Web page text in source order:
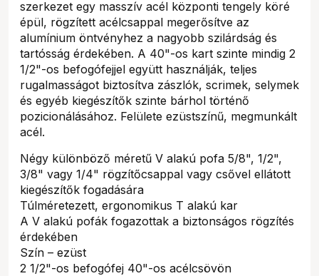
szerkezet egy masszív acél központi tengely köré
épül, rögzített acélcsappal megerősítve az
alumínium öntvényhez a nagyobb szilárdság és
tartósság érdekében. A 40"-os kart szinte mindig 2
1/2"-os befogófejjel együtt használják, teljes
rugalmasságot biztosítva zászlók, scrimek, selymek
és egyéb kiegészítők szinte bárhol történő
pozicionálásához. Felülete ezüstszínű, megmunkált
acél.
Négy különböző méretű V alakú pofa 5/8", 1/2",
3/8" vagy 1/4" rögzítőcsappal vagy csővel ellátott
kiegészítők fogadására
Túlméretezett, ergonomikus T alakú kar
A V alakú pofák fogazottak a biztonságos rögzítés
érdekében
Szín – ezüst
2 1/2"-os befogófej 40"-os acélcsövön